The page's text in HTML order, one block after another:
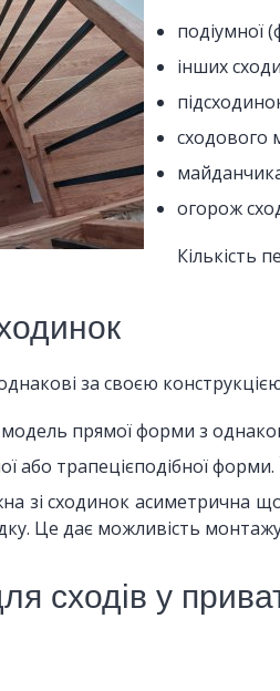
подіумної
інших
сходового
огорож
Кількість
за своєю
прямої форми з
або трапецієподібної
зі сходинок асиметрична
Це дає можливість монтажу
сходів у